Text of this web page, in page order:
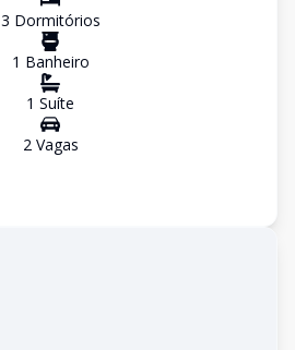
3 Dormitórios
1 Banheiro
1 Suíte
2Vagas